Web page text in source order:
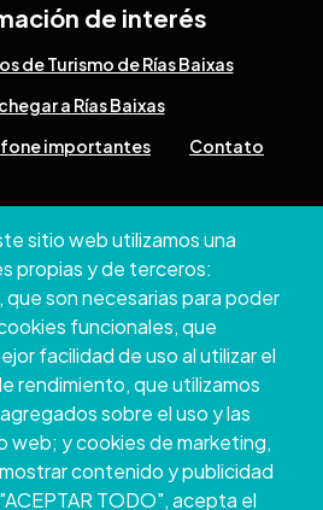
sitio web utilizamos una
propias y de terceros:
son necesarias para poder
funcionales, que
facilidad de uso al utilizar el
rendimiento, que utilizamos
sobre el uso y las
web; y cookies de marketing,
contenido y publicidad
TODO", acepta el
de interés
de Turismo de Rías Baixas
a Rías Baixas
importantes
Contato
Pontevedra
100 | +34 986 804 124